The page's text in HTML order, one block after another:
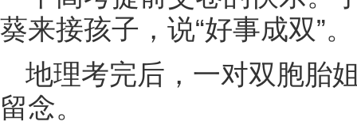
葵来接孩子，说“好事成双”。
地理考完后，一对双胞胎
留念。